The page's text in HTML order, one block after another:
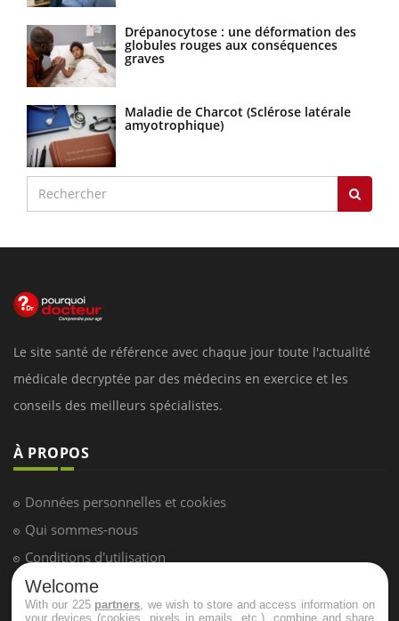
Drépanocytose : une déformation des
globules rouges aux conséquences
graves
Maladie de Charcot (Sclérose latérale
amyotrophique)
Le site santé de référence avec chaque jour toute l'actualité
médicale decryptée par des médecins en exercice et les
conseils des meilleurs spécialistes.
À PROPOS
Données personnelles et cookies
Qui sommes-nous
Conditions d'utilisation
Plan du site
Mentions Légales
Welcome
With our 225 partners , we wish to store and access information on
your devices (cookies, pixels in emails, etc.), combine and share